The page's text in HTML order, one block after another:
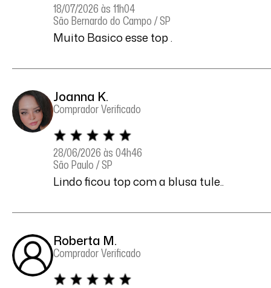
18/07/2026 às 11h04
São Bernardo do Campo / SP
Muito Basico esse top .
Joanna K.
Comprador Verificado
28/06/2026 às 04h46
São Paulo / SP
Lindo ficou top com a blusa tule..
Roberta M.
Comprador Verificado